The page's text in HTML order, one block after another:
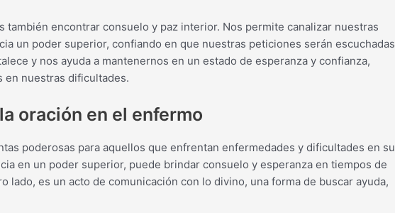
también encontrar consuelo y paz interior. Nos permite canalizar nuestras
un poder superior, confiando en que nuestras peticiones serán escuchadas
y nos ayuda a mantenernos en un estado de esperanza y confianza,
en nuestras dificultades.
oración en el enfermo
poderosas para aquellos que enfrentan enfermedades y dificultades en su
en un poder superior, puede brindar consuelo y esperanza en tiempos de
lado, es un acto de comunicación con lo divino, una forma de buscar ayuda,